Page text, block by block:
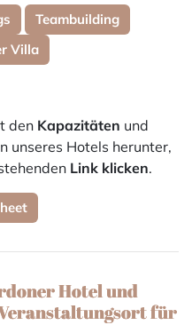
Teambuilding
Villa
den Kapazitäten und
unseres Hotels herunter,
Link klicken.
Hotel und
für